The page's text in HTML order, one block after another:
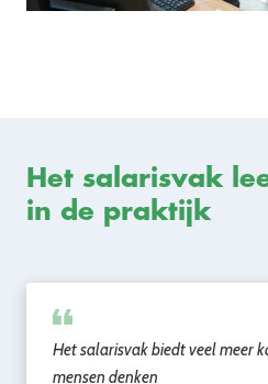
Het salarisvak
in de praktijk
Het salarisvak biedt veel meer
mensen denken